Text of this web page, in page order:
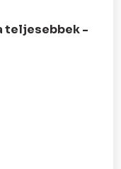
teljesebbek -